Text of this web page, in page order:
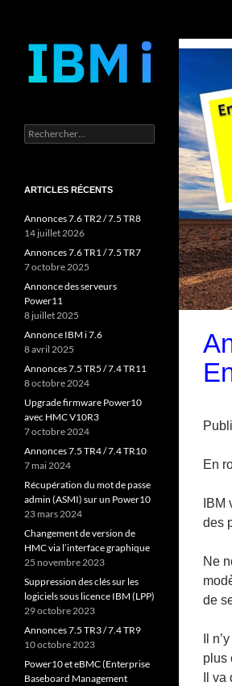
contenu
En
des
Ne
de
Il
plus
Il
Rechercher :
ARTICLES RÉCENTS
Annonces 7.6 TR2 / 7.5 TR8
14 juillet 2026
Annonces 7.6 TR1 / 7.5 TR7
7 octobre 2025
Annonce des serveurs
Power11
8 juillet 2025
Annonce IBM i 7.6
8 avril 2025
Annonces 7.5 TR5 / 7.4 TR11
8 octobre 2024
Upgrade firmware Power10
avec HMC V10R3
7 octobre 2024
Annonces 7.5 TR4 / 7.4 TR10
7 mai 2024
Récupération du mot de passe
admin (ASMI) sur un Power10
23 mars 2024
Changement de version de
HMC via l’interface graphique
25 novembre 2023
Suppression des clés sur les
logiciels sous licence IBM (LPP)
29 octobre 2023
Annonces 7.5 TR3 / 7.4 TR9
10 octobre 2023
Power10 et eBMC (Enterprise
Baseboard Management